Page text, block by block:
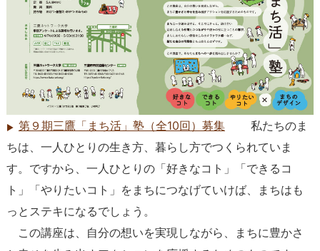
第９期三鷹「まち活」塾（全10回）募集
私たちのま
ちは、一人ひとりの生き方、暮らし方でつくられていま
す。ですから、一人ひとりの「好きなコト」「できるコ
ト」「やりたいコト」をまちにつなげていけば、まちはも
っとステキになるでしょう。
この講座は、自分の想いを実現しながら、まちに豊かさ